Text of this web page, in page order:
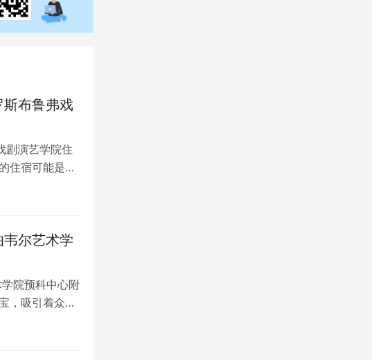
布鲁弗戏
剧演艺学院住
住宿可能是留
尔艺术学
院预科中心附
，吸引着众多